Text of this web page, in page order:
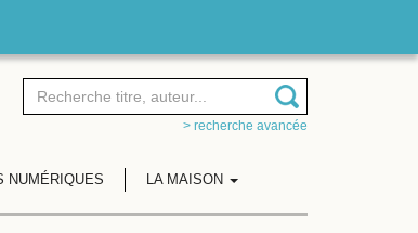
> recherche avancée
NUMÉRIQUES LA MAISON